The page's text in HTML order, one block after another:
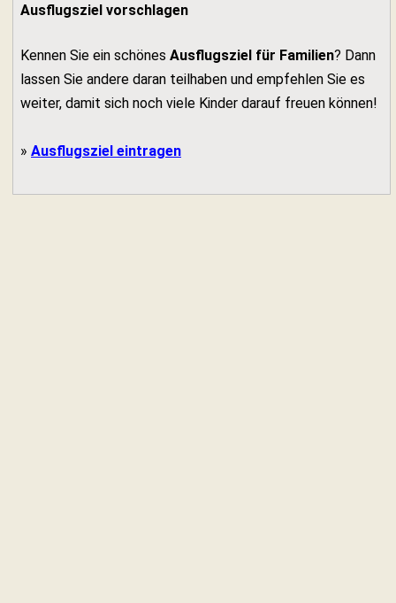
Ausflugsziel vorschlagen
Kennen Sie ein schönes Ausflugsziel für Familien? Dann
lassen Sie andere daran teilhaben und empfehlen Sie es
weiter, damit sich noch viele Kinder darauf freuen können!
» Ausflugsziel eintragen